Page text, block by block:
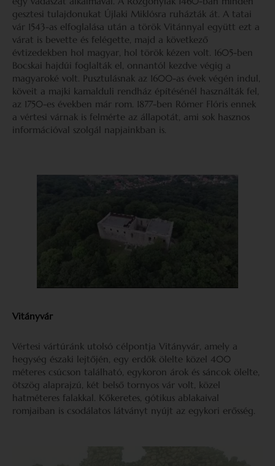
gesztesi tulajdonukat Újlaki Miklósra ruházták át. A tatai
vár 1543-as elfoglalása után a török Vitánnyal együtt ezt a
várat is bevette és felégette, majd a következő
évtizedekben hol magyar, hol török kézen volt. 1605-ben
Bocskai hajdúi foglalták el, onnantól kezdve végig a
magyaroké volt. Pusztulásnak az 1600-as évek végén indul,
köveit a majki kamalduli rendház építésénél használták fel,
az 1750-es években már rom. 1877-ben Rómer Flóris ennek
a vértesi várnak is felmérte az állapotát, ami sok hasznos
információval szolgál napjainkban is.
Vitányvár
Vértesi vártúránk utolsó célpontja Vitányvár, amely a
hegység északi lejtőjén, egy erdők ölelte közel 400
méteres csúcson található, egykoron árok és sáncok ölelte,
ötszög alaprajzú, két belső tornyos vár volt, közel
hatméteres falakkal. Kőkeretes, gótikus ablakaival
romjaiban is csodálatos látványt nyújt az egykori erősség.